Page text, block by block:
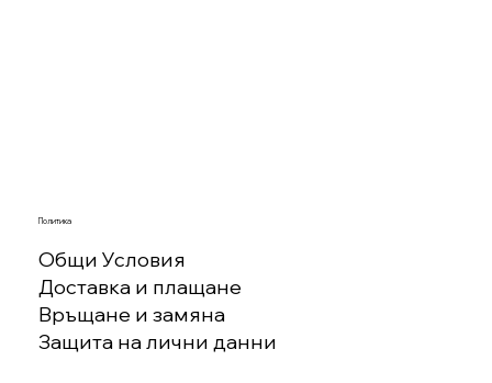
Политика
Общи Условия
Доставка и плащане
Връщане и замяна
Защита на лични данни